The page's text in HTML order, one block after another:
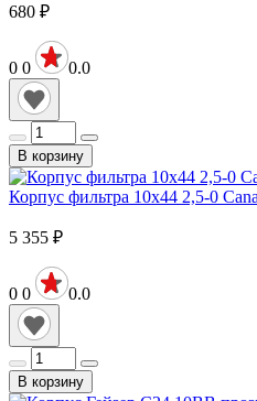
680 ₽
0 0 0.0
В корзину
Корпус фильтра 10х44 2,5-0
5 355 ₽
0 0 0.0
В корзину